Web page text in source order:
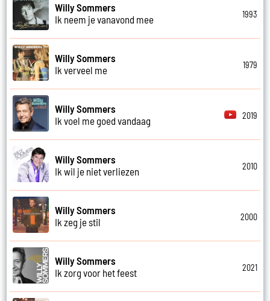
Willy Sommers
Ik neem je vanavond mee
1993
Willy Sommers
Ik verveel me
1979
Willy Sommers
Ik voel me goed vandaag
2019
Willy Sommers
Ik wil je niet verliezen
2010
Willy Sommers
Ik zeg je stil
2000
Willy Sommers
Ik zorg voor het feest
2021